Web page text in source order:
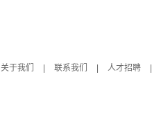
关于我们
联系我们 人才招聘